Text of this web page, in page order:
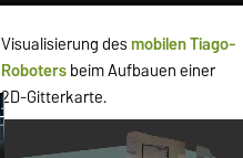
Visualisierung desmobilenTiago-
Robotersbeim Aufbauen einer
2D-Gitterkarte.